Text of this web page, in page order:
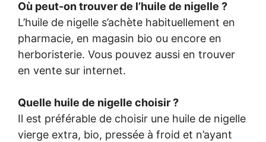
Où peut-on trouver de l’huile de nigelle ?
L’huile de nigelle s’achète habituellement en
pharmacie, en magasin bio ou encore en
herboristerie. Vous pouvez aussi en trouver
en vente sur internet.
Quelle huile de nigelle choisir ?
Il est préférable de choisir une huile de nigelle
vierge extra, bio, pressée à froid et n’ayant